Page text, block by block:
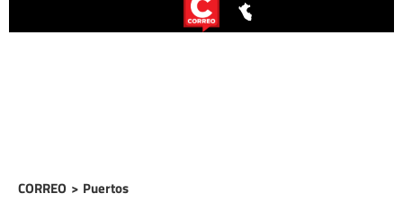
CORREO > Puertos